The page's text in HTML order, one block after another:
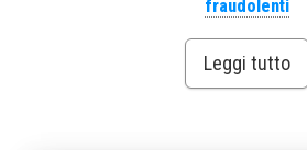
fraudolenti
Leggi tutto